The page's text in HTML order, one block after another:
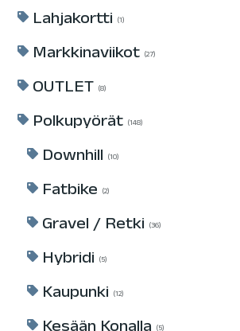
Lahjakortti 1
Markkinaviikot 27
OUTLET 8
Polkupyörät 148
Downhill 10
Fatbike 2
Gravel / Retki 36
Hybridi 5
Kaupunki 12